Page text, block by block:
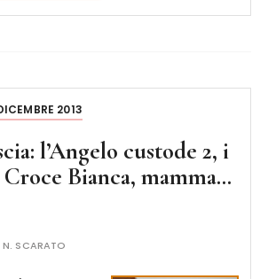
2013
l’Angelo custode 2, i
Bianca, mamma…
N. SCARATO